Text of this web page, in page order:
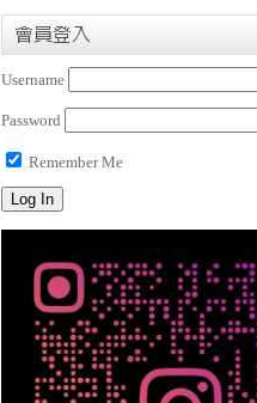
會員登入
Username
Password
Remember Me